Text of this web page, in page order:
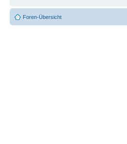
Foren-Übersicht